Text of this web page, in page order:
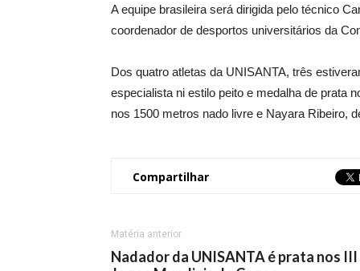
A equipe brasileira será dirigida pelo técnico
coordenador de desportos universitários da
Dos quatro atletas da UNISANTA, três
especialista ni estilo peito e medalha de prata
nos 1500 metros nado livre e Nayara Ribeiro,
Compartilhar
Matéria anterior
Nadador da UNISANTA é prata nos III